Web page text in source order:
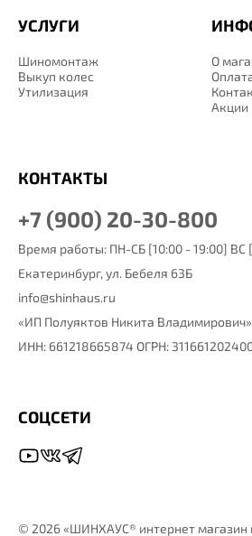
© 2026 «ШИНХАУС® интернет магазин
О
Акции
УСЛУГИ
Шиномонтаж
Выкуп колес
Утилизация
КОНТАКТЫ
+7 (900) 20-30-800
Время работы: ПН-СБ [10:00 - 19:00] ВС
Екатеринбург, ул. Бебеля 63Б
info@shinhaus.ru
«ИП Полуяктов Никита Владимирович»
ИНН: 661218665874 ОГРН:
СОЦСЕТИ